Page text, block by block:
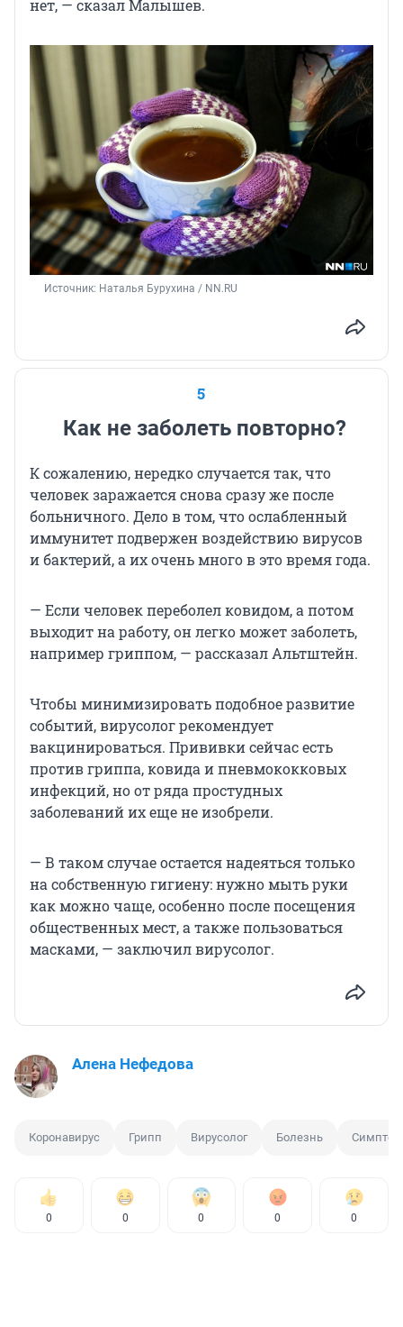
нет, — сказал Малышев.
Источник: Наталья Бурухина / NN.RU
5
Как не заболеть повторно?
К сожалению, нередко случается так, что
человек заражается снова сразу же после
больничного. Дело в том, что ослабленный
иммунитет подвержен воздействию вирусов
и бактерий, а их очень много в это время года.
— Если человек переболел ковидом, а потом
выходит на работу, он легко может заболеть,
например гриппом, — рассказал Альтштейн.
Чтобы минимизировать подобное развитие
событий, вирусолог рекомендует
вакцинироваться. Прививки сейчас есть
против гриппа, ковида и пневмококковых
инфекций, но от ряда простудных
заболеваний их еще не изобрели.
— В таком случае остается надеяться только
на собственную гигиену: нужно мыть руки
как можно чаще, особенно после посещения
общественных мест, а также пользоваться
масками, — заключил вирусолог.
Алена Нефедова
Коронавирус Грипп Вирусолог Болезнь Симптом
0 0 0 0 0